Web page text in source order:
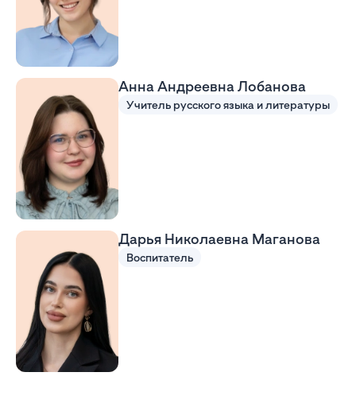
Анна Андреевна Лобанова
Учитель русского языка и литературы
Дарья Николаевна Маганова
Воспитатель